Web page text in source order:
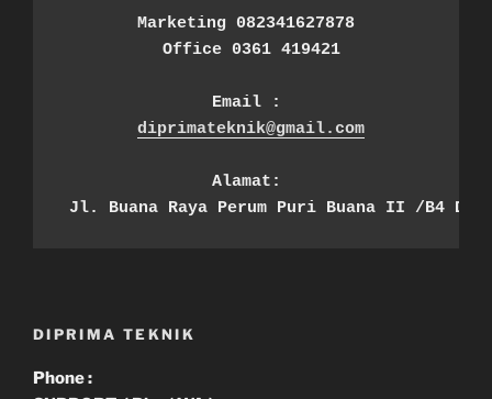
Marketing 082341627878
Office 0361 419421
Email :
diprimateknik@gmail.com
Alamat:
Jl. Buana Raya Perum Puri Buana II /B4
DIPRIMA TEKNIK
Phone :